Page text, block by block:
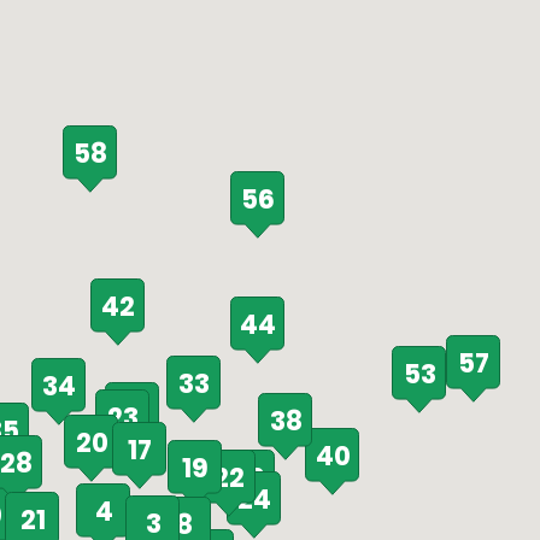
3
4
8
17 19
20
21
22
23
24
25
26
28
33
34
38
40
42 44
53
56
57
58